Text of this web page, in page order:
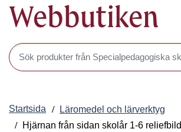
Webbutiken
Sök produkter i Webbutiken
Startsida
Läromedel och lärverktyg
Hjärnan från sidan skolår 1-6 reliefbild